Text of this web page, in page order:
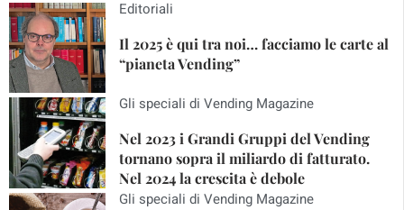
Editoriali
Il 2025 è qui tra noi… facciamo le carte al
“pianeta Vending”
Gli speciali di Vending Magazine
Nel 2023 i Grandi Gruppi del Vending
tornano sopra il miliardo di fatturato.
Nel 2024 la crescita è debole
Gli speciali di Vending Magazine